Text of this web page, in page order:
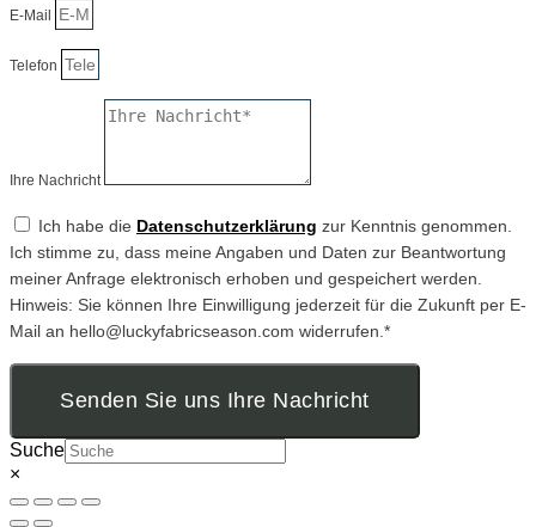
E-Mail
Telefon
Ihre Nachricht
Ich habe die Datenschutzerklärung zur Kenntnis genommen.
Ich stimme zu, dass meine Angaben und Daten zur Beantwortung
meiner Anfrage elektronisch erhoben und gespeichert werden.
Hinweis: Sie können Ihre Einwilligung jederzeit für die Zukunft per E-
Mail an hello@luckyfabricseason.com widerrufen.*
Senden Sie uns Ihre Nachricht
Suche
×